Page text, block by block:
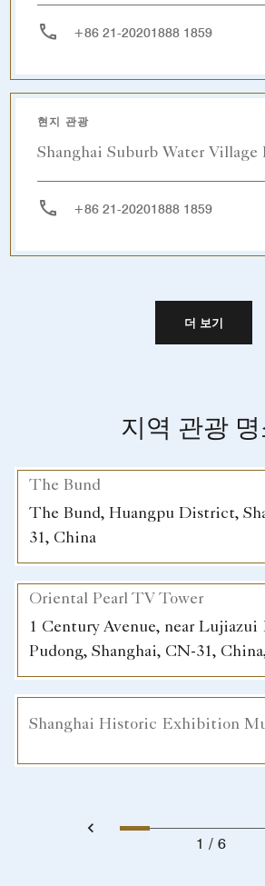
+86 21-20201888 1859
현지 관광
Shanghai Suburb Water Village
+86 21-20201888 1859
더 보기
지역 관광 명
The Bund
The Bund, Huangpu District,
31, China
Oriental Pearl TV Tower
1 Century Avenue, near Lujiazui
Pudong, Shanghai, CN-31,
Shanghai Historic Exhibition
1 6